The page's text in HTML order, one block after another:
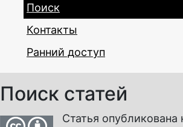
Поиск
Контакты
Ранний доступ
Поиск статей
Статья